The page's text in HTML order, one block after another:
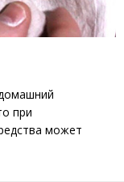
при
может